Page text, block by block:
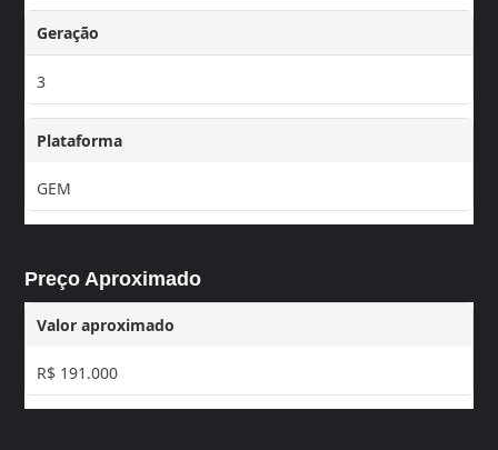
Geração
3
Plataforma
GEM
Preço Aproximado
Valor aproximado
R$ 191.000